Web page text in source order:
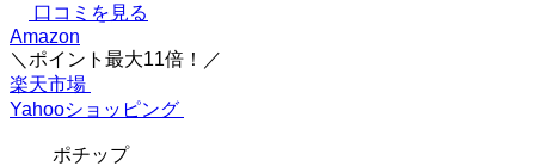
口コミを見る
Amazon
＼ポイント最大11倍！／
楽天市場
Yahooショッピング
ポチップ